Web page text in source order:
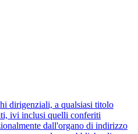
dirigenziali, a qualsiasi titolo
ivi inclusi quelli conferiti
dall'organo di indirizzo